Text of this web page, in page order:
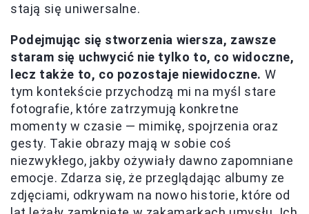
stają się uniwersalne.
Podejmując się stworzenia wiersza, zawsze
staram się uchwycić nie tylko to, co widoczne,
lecz także to, co pozostaje niewidoczne. W
tym kontekście przychodzą mi na myśl stare
fotografie, które zatrzymują konkretne
momenty w czasie — mimikę, spojrzenia oraz
gesty. Takie obrazy mają w sobie coś
niezwykłego, jakby ożywiały dawno zapomniane
emocje. Zdarza się, że przeglądając albumy ze
zdjęciami, odkrywam na nowo historie, które od